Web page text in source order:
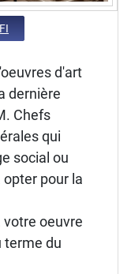
d'art
dernière
Chefs
qui
social ou
pour la
votre oeuvre
terme du